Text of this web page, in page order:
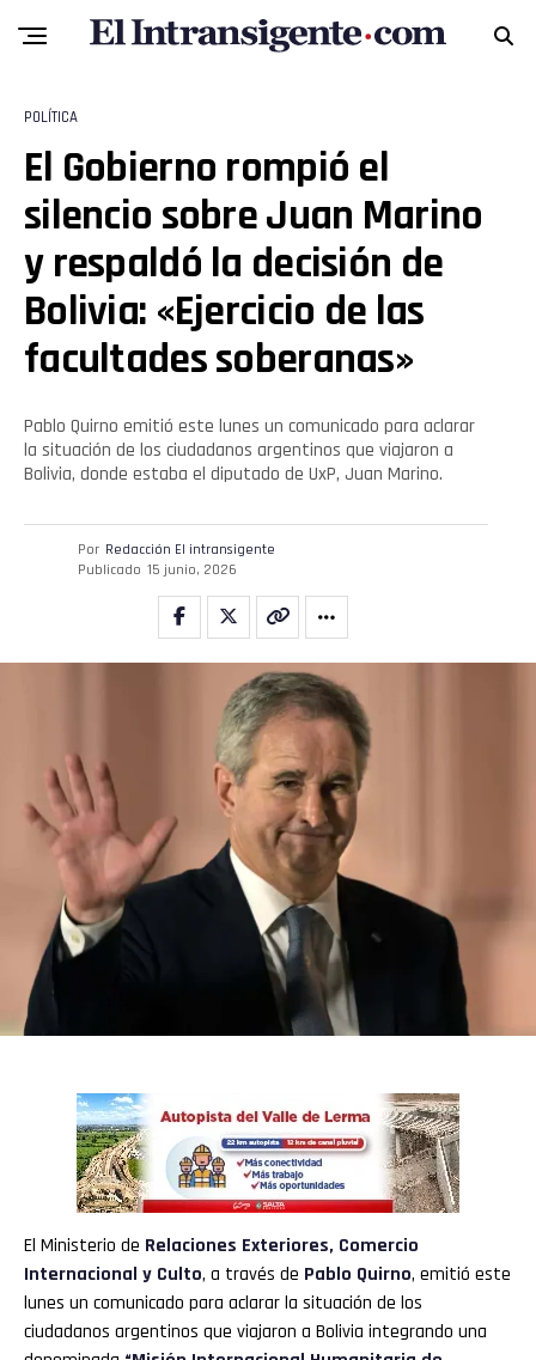
POLÍTICA
El Gobierno rompió el
silencio sobre Juan Marino
y respaldó la decisión de
Bolivia: «Ejercicio de las
facultades soberanas»
Pablo Quirno emitió este lunes un comunicado para aclarar
la situación de los ciudadanos argentinos que viajaron a
Bolivia, donde estaba el diputado de UxP, Juan Marino.
Por Redacción El intransigente
Publicado 15 junio, 2026
El Ministerio de Relaciones Exteriores, Comercio
Internacional y Culto, a través de Pablo Quirno, emitió este
lunes un comunicado para aclarar la situación de los
ciudadanos argentinos que viajaron a Bolivia integrando una